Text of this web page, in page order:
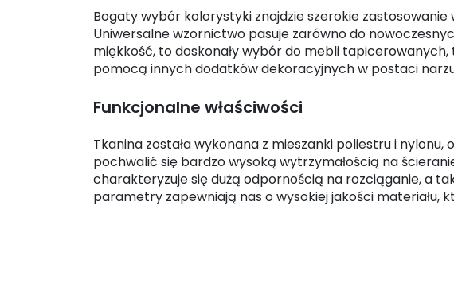
Bogaty wybór kolorystyki znajdzie szerokie
Uniwersalne wzornictwo pasuje zarówno do
miękkość, to doskonały wybór do mebli
pomocą innych dodatków dekoracyjnych w postaci
Funkcjonalne właściwości
Tkanina została wykonana z mieszanki poliestru i
pochwalić się bardzo wysoką wytrzymałością na
charakteryzuje się dużą odpornością na rozciąganie, a
parametry zapewniają nas o wysokiej jakości materiału,